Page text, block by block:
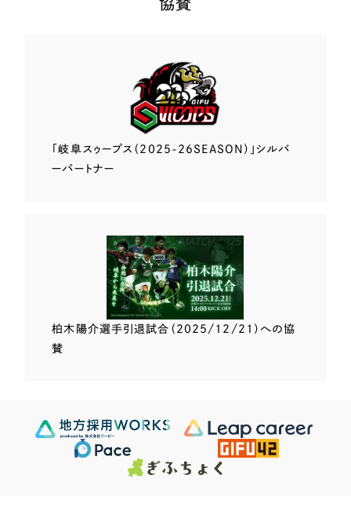
「岐阜スゥープス （2025-26SEASON）」 シルバ
ーパートナー
柏木陽介選手引退試合（2025/12/21）への協
賛